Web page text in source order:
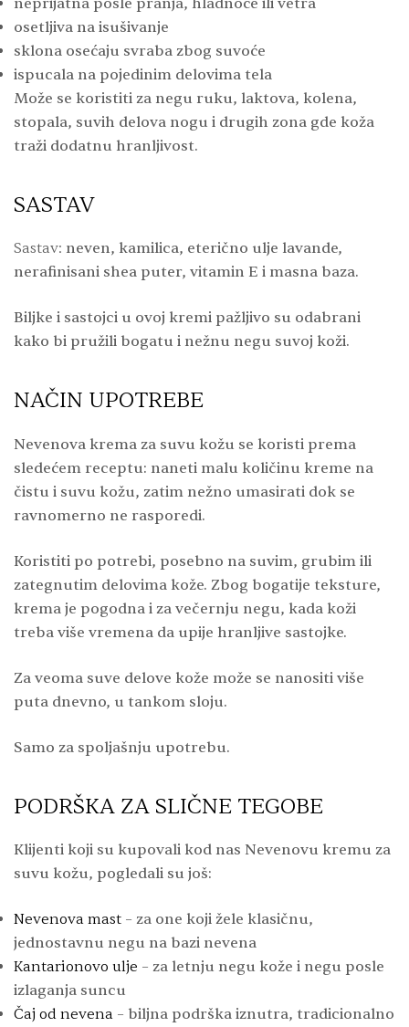
neprijatna posle pranja, hladnoće ili vetra
osetljiva na isušivanje
sklona osećaju svraba zbog suvoće
ispucala na pojedinim delovima tela
Može se koristiti za negu ruku, laktova, kolena,
stopala, suvih delova nogu i drugih zona gde koža
traži dodatnu hranljivost.
SASTAV
Sastav: neven, kamilica, eterično ulje lavande,
nerafinisani shea puter, vitamin E i masna baza.
Biljke i sastojci u ovoj kremi pažljivo su odabrani
kako bi pružili bogatu i nežnu negu suvoj koži.
NAČIN UPOTREBE
Nevenova krema za suvu kožu se koristi prema
sledećem receptu: naneti malu količinu kreme na
čistu i suvu kožu, zatim nežno umasirati dok se
ravnomerno ne rasporedi.
Koristiti po potrebi, posebno na suvim, grubim ili
zategnutim delovima kože. Zbog bogatije teksture,
krema je pogodna i za večernju negu, kada koži
treba više vremena da upije hranljive sastojke.
Za veoma suve delove kože može se nanositi više
puta dnevno, u tankom sloju.
Samo za spoljašnju upotrebu.
PODRŠKA ZA SLIČNE TEGOBE
Klijenti koji su kupovali kod nas Nevenovu kremu za
suvu kožu, pogledali su još:
Nevenova mast – za one koji žele klasičnu,
jednostavnu negu na bazi nevena
Kantarionovo ulje – za letnju negu kože i negu posle
izlaganja suncu
Čaj od nevena – biljna podrška iznutra, tradicionalno